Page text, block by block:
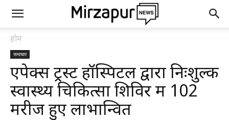
होम
समाचार
एपेक्स ट्रस्ट हॉस्पिटल द्वारा निःशुल्क
स्वास्थ्य चिकित्सा शिविर में 102
मरीज हुए लाभान्वित